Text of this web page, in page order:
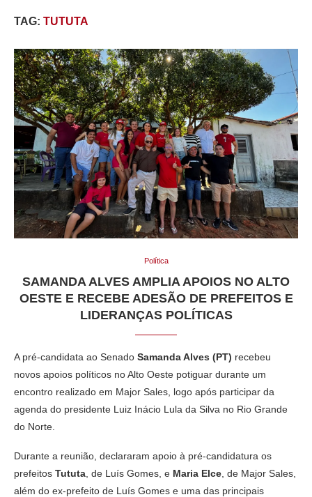
TAG: TUTUTA
Política
SAMANDA ALVES AMPLIA APOIOS NO ALTO
OESTE E RECEBE ADESÃO DE PREFEITOS E
LIDERANÇAS POLÍTICAS
A pré-candidata ao Senado Samanda Alves (PT) recebeu
novos apoios políticos no Alto Oeste potiguar durante um
encontro realizado em Major Sales, logo após participar da
agenda do presidente Luiz Inácio Lula da Silva no Rio Grande
do Norte.
Durante a reunião, declararam apoio à pré-candidatura os
prefeitos Tututa , de Luís Gomes, e Maria Elce , de Major Sales,
além do ex-prefeito de Luís Gomes e uma das principais